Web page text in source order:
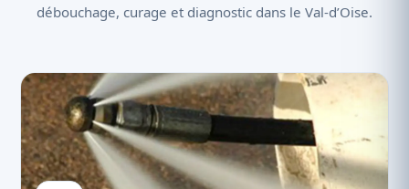
débouchage, curage et diagnostic dans le Val-d’Oise.